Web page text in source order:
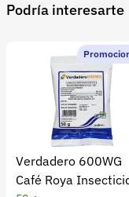
Subcategoría:
1 Star
2 Star
3
0 calificaciones
5 Estrellas
4 Estrellas
3 Estrellas
Podría interesarte
Verdadero 600WG
Café Roya